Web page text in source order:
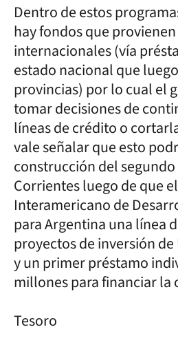
Dentro de estos
hay fondos que
internacionales (vía
estado nacional que
provincias) por lo cual el
tomar decisiones de
líneas de crédito o
vale señalar que esto
construcción del
Corrientes luego de que
Interamericano de
para Argentina una línea
proyectos de inversión
y un primer préstamo
millones para financiar la
Tesoro